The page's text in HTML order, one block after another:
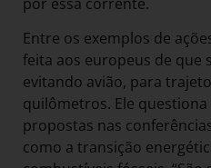
Entre os exemplos de
feita aos europeus de que
evitando avião, para
quilômetros. Ele questiona
propostas nas
como a transição